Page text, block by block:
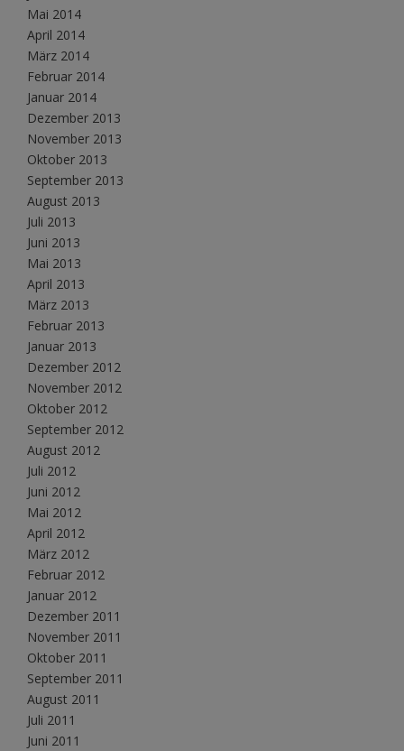
Mai 2014
April 2014
März 2014
Februar 2014
Januar 2014
Dezember 2013
November 2013
Oktober 2013
September 2013
August 2013
Juli 2013
Juni 2013
Mai 2013
April 2013
März 2013
Februar 2013
Januar 2013
Dezember 2012
November 2012
Oktober 2012
September 2012
August 2012
Juli 2012
Juni 2012
Mai 2012
April 2012
März 2012
Februar 2012
Januar 2012
Dezember 2011
November 2011
Oktober 2011
September 2011
August 2011
Juli 2011
Juni 2011